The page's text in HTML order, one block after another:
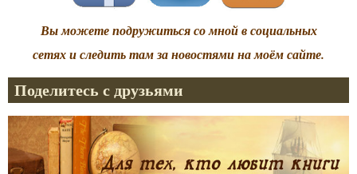
Вы можете подружиться со мной в социальных
сетях и следить там за новостями на моём сайте.
Поделитесь с друзьями